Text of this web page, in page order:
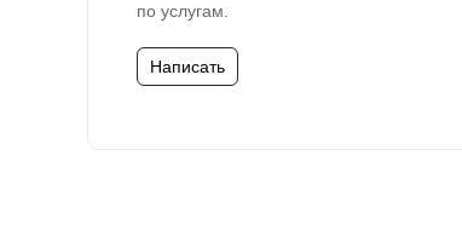
по услугам.
Написать